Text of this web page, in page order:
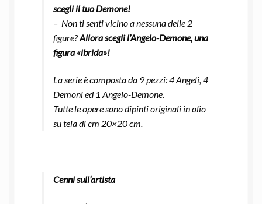
scegli il tuo Demone!
– Non ti senti vicino a nessuna delle 2
figure?Allora scegli l’Angelo-Demone, una
figura «ibrida»!
La serie è composta da 9 pezzi: 4 Angeli, 4
Demoni ed 1 Angelo-Demone.
Tutte le opere sono dipinti originali in olio
su tela di cm 20×20 cm.
Cenni sull’artista